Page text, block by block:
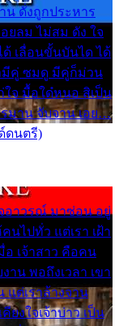
น ดั่งถูกประหาร
ยลม ไม่สม ดัง ใจ
ด้ เลื่อนขั้นบันได ได้
มีคู่ ซมดู มีคู่ก็ม่วน
ใจ มื้อใด๋หนอ สิเป็น
มาน จับจาน เอย…
ดนตรี)
อาวรณ์ มาซ่อน อยู่
นไปทั่ว แต่เรา เฝ้า
อ เจ้าสาว คือคน
าน พอถึงเวลา เขา
แต่เราล้างจาน
ยงใจเจ้าบ่าว เป็น